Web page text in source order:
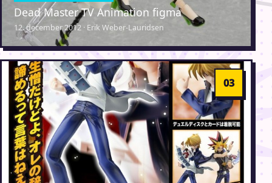
Dead Master TV Animation figma
12. december 2012 · Erik Weber-Lauridsen